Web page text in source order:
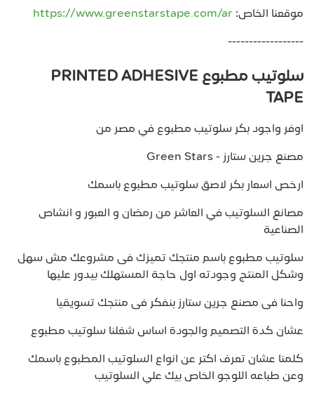
موقعنا الخاص: https://www.greenstarstape.com/ar
------------------
سلوتيب مطبوع PRINTED ADHESIVE
TAPE
اوفر واجود بكر سلوتيب مطبوع في مصر من
مصنع جرين ستارز - Green Stars
ارخص اسعار بكر لاصق سلوتيب مطبوع باسمك
مصانع السلوتيب في العاشر من رمضان و العبور و انشاص
الصناعية
سلوتيب مطبوع باسم منتجك تميزك فى مشروعك مش سهل
وشكل المنتج وجودته اول حاجة المستهلك بيدور عليها
واحنا فى مصنع جرين ستارز بنفكر فى منتجك تسويقيا
عشان كدة التصميم والجودة اساس شغلنا سلوتيب مطبوع
كلمنا عشان تعرف اكتر عن انواع السلوتيب المطبوع باسمك
وعن طباعه اللوجو الخاص بيك علي السلوتيب